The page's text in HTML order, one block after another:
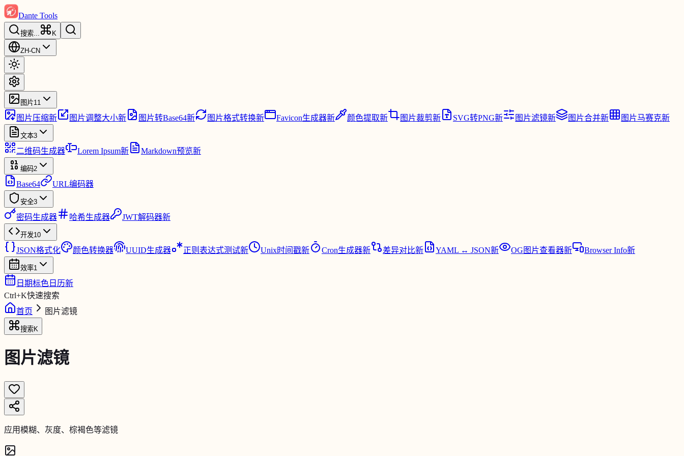
Dante Tools
搜索... K
ZH-CN
图片11
图片压缩新 图片调整大小新 图片转Base64新 图片格式转换新 Favicon生成器新 颜色提取新 图片裁剪新 SVG转PNG新 图片滤镜新 图片合并新 图片马赛克新
文本3
二维码生成器 Lorem Ipsum新 Markdown预览新
编码2
Base64 URL编码器
安全3
密码生成器 哈希生成器 JWT解码器新
开发10
JSON格式化 颜色转换器 UUID生成器 正则表达式测试新 Unix时间戳新 Cron生成器新 差异对比新 YAML ↔ JSON新 OG图片查看器新 Browser Info新
效率1
日期标色日历新
Ctrl+K快速搜索
首页
图片滤镜
搜索K
图片滤镜
应用模糊、灰度、棕褐色等滤镜